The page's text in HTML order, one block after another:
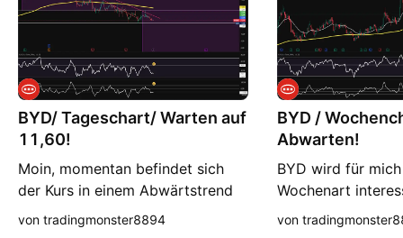
BYD/ Tageschart/ Warten auf
11,60!
Moin, momentan befindet sich
der Kurs in einem Abwärtstrend
bei 12,02. Ich würde abwarten
von tradingmonster8894
BYD /
Abwarten!
BYD wird für
Wochenart
ist an sich gut ,
von